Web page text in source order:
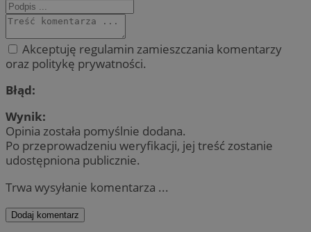
Akceptuję regulamin zamieszczania komentarzy
oraz politykę prywatności.
Błąd:
Wynik:
Opinia została pomyślnie dodana.
Po przeprowadzeniu weryfikacji, jej treść zostanie
udostępniona publicznie.
Trwa wysyłanie komentarza ...
Dodaj komentarz